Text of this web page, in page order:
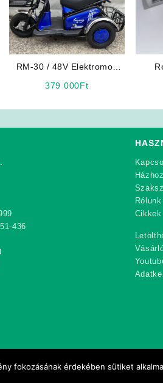
RM-30 / 48V Elektromos
379 000Ft
436
Rólunk
Cikkek
Copyright 2021 Rekord-
fokozásának érdekében sütiket